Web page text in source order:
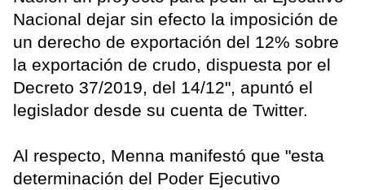
Nacional dejar sin efecto la imposición de
un derecho de exportación del 12% sobre
la exportación de crudo, dispuesta por el
Decreto 37/2019, del 14/12", apuntó el
legislador desde su cuenta de Twitter.
Al respecto, Menna manifestó que "esta
determinación del Poder Ejecutivo